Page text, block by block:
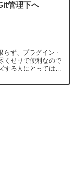
管理下へ
ず、プラグイン・
くせりで便利なので
る人にとっては、